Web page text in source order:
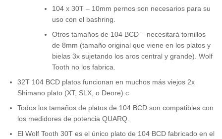
104 x 30T – 10mm pernos son necesarios para su
uso con el bashring.
Otros tamaños de 104 BCD – necesitará tornillos
de 8mm (tamaño original que viene en los platos y
bielas 3x sujetando los aros central y grande). Wolf
Tooth no los fabrica.
32T 104 BCD platos funcionan en muchos más viejos 2x
Shimano plato (XT, SLX, o Deore).c
Todos los tamaños de platos de 104 BCD son compatibles con
los medidores de potencia QUARQ.
El Wolf Tooth 30T es el único plato de 104 BCD fabricado en el